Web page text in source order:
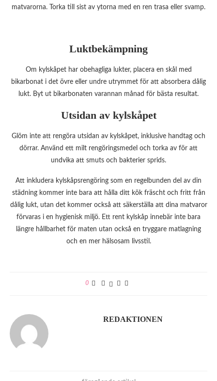
matvarorna. Torka till sist av ytorna med en ren trasa eller svamp.
Luktbekämpning
Om kylskåpet har obehagliga lukter, placera en skål med
bikarbonat i det övre eller undre utrymmet för att absorbera dålig
lukt. Byt ut bikarbonaten varannan månad för bästa resultat.
Utsidan av kylskåpet
Glöm inte att rengöra utsidan av kylskåpet, inklusive handtag och
dörrar. Använd ett milt rengöringsmedel och torka av för att
undvika att smuts och bakterier sprids.
Att inkludera kylskåpsrengöring som en regelbunden del av din
städning kommer inte bara att hålla ditt kök fräscht och fritt från
dålig lukt, utan det kommer också att säkerställa att dina matvaror
förvaras i en hygienisk miljö. Ett rent kylskåp innebär inte bara
längre hållbarhet för maten utan också en tryggare matlagning
och en mer hälsosam livsstil.
0
REDAKTIONEN